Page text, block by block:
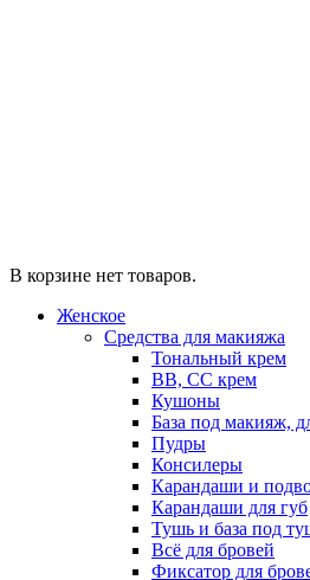
В корзине нет товаров.
Женское
Средства для макияжа
Тональный крем
BB, CC крем
Кушоны
База под макияж,
Пудры
Консилеры
Карандаши и
Карандаши для губ
Тушь и база под
Всё для бровей
Фиксатор для